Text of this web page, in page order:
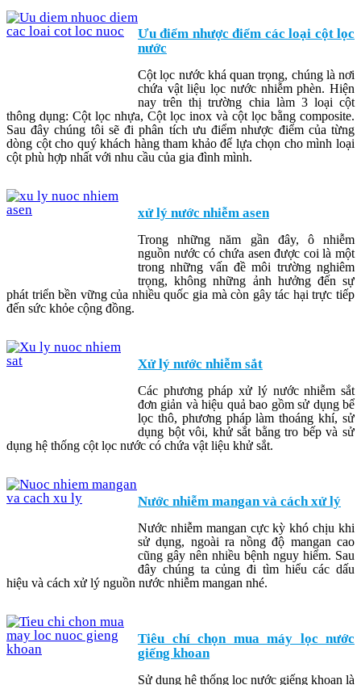
Ưu điểm nhược điểm các loại cột lọc
nước
Cột lọc nước khá quan trọng, chúng là nơi
chứa vật liệu lọc nước nhiễm phèn. Hiện
nay trên thị trường chia làm 3 loại cột
thông dụng: Cột lọc nhựa, Cột lọc inox và cột lọc bằng composite.
Sau đây chúng tôi sẽ đi phân tích ưu điểm nhược điểm của từng
dòng cột cho quý khách hàng tham khảo để lựa chọn cho mình loại
cột phù hợp nhất với nhu cầu của gia đình mình.
xử lý nước nhiễm asen
Trong những năm gần đây, ô nhiễm
nguồn nước có chứa asen được coi là một
trong những vấn đề môi trường nghiêm
trọng, không những ảnh hưởng đến sự
phát triển bền vững của nhiều quốc gia mà còn gây tác hại trực tiếp
đến sức khỏe cộng đồng.
Xử lý nước nhiễm sắt
Các phương pháp xử lý nước nhiễm sắt
đơn giản và hiệu quả bao gồm sử dụng bể
lọc thô, phương pháp làm thoáng khí, sử
dụng bột vôi, khử sắt bằng tro bếp và sử
dụng hệ thống cột lọc nước có chứa vật liệu khử sắt.
Nước nhiễm mangan và cách xử lý
Nước nhiễm mangan cực kỳ khó chịu khi
sử dụng, ngoài ra nồng độ mangan cao
cũng gây nên nhiều bệnh nguy hiểm. Sau
đây chúng ta củng đi tìm hiểu các dấu
hiệu và cách xử lý nguồn nước nhiễm mangan nhé.
Tiêu chí chọn mua máy lọc nước
giếng khoan
Sử dụng hệ thống lọc nước giếng khoan là